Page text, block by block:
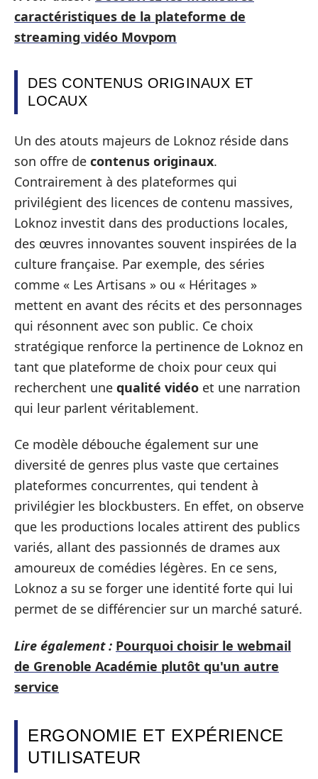
caractéristiques de la plateforme de
streaming vidéo Movpom
DES CONTENUS ORIGINAUX ET
LOCAUX
Un des atouts majeurs de Loknoz réside dans
son offre de contenus originaux.
Contrairement à des plateformes qui
privilégient des licences de contenu massives,
Loknoz investit dans des productions locales,
des œuvres innovantes souvent inspirées de la
culture française. Par exemple, des séries
comme « Les Artisans » ou « Héritages »
mettent en avant des récits et des personnages
qui résonnent avec son public. Ce choix
stratégique renforce la pertinence de Loknoz en
tant que plateforme de choix pour ceux qui
recherchent une qualité vidéo et une narration
qui leur parlent véritablement.
Ce modèle débouche également sur une
diversité de genres plus vaste que certaines
plateformes concurrentes, qui tendent à
privilégier les blockbusters. En effet, on observe
que les productions locales attirent des publics
variés, allant des passionnés de drames aux
amoureux de comédies légères. En ce sens,
Loknoz a su se forger une identité forte qui lui
permet de se différencier sur un marché saturé.
Lire également : Pourquoi choisir le webmail
de Grenoble Académie plutôt qu'un autre
service
ERGONOMIE ET EXPÉRIENCE
UTILISATEUR